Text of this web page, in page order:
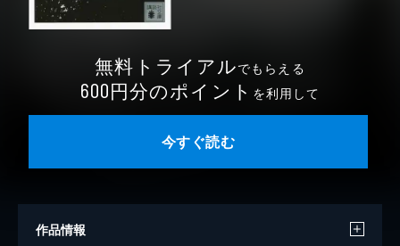
無料トライアルでもらえる
600円分のポイント を利用して
今すぐ読む
作品情報